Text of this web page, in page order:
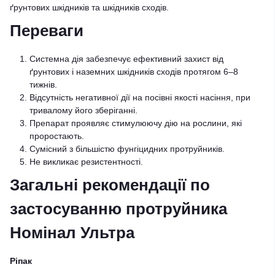
ґрунтових шкідників та шкідників сходів.
Переваги
Системна дія забезпечує ефективний захист від
ґрунтових і наземних шкідників сходів протягом 6–8
тижнів.
Відсутність негативної дії на посівні якості насіння, при
тривалому його зберіганні.
Препарат проявляє стимулюючу дію на рослини, які
проростають.
Сумісний з більшістю фунгіцидних протруйників.
Не викликає резистентності.
Загальні рекомендації по
застосуванню протруйника
Номінал Ультра
Ріпак